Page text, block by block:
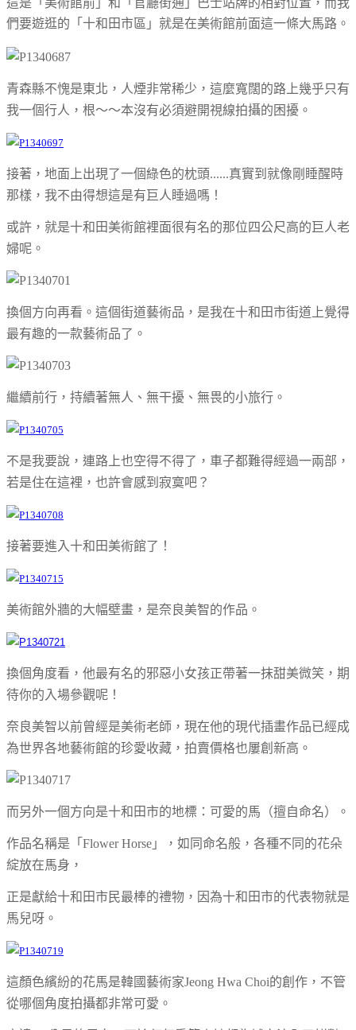
們要遊逛的「十和田市區」就是在美術館前面這一條大馬路。
青森縣不愧是東北，人煙非常稀少，這麼寬闊的路上幾乎只有
我一個行人，根～～本沒有必須避開視線拍攝的困擾。
接著，地面上出現了一個綠色的枕頭......真實到就像剛睡醒時
那樣，我不由得想這是有巨人睡過嗎！
或許，就是十和田美術館裡面很有名的那位四公尺高的巨人老
婦呢。
換個方向再看。這個街道藝術品，是我在十和田市街道上覺得
最有趣的一款藝術品了。
繼續前行，持續著無人、無干擾、無畏的小旅行。
不是我要說，連路上也空得不得了，車子都難得經過一兩部，
若是住在這裡，也許會感到寂寞吧？
接著要進入十和田美術館了！
美術館外牆的大幅壁畫，是奈良美智的作品。
換個角度看，他最有名的邪惡小女孩正帶著一抹甜美微笑，期
待你的入場參觀呢！
奈良美智以前曾經是美術老師，現在他的現代插畫作品已經成
為世界各地藝術館的珍愛收藏，拍賣價格也屢創新高。
而另外一個方向是十和田市的地標：可愛的馬（擅自命名）。
作品名稱是「Flower Horse」，如同命名般，各種不同的花朵
綻放在馬身，
正是獻給十和田市民最棒的禮物，因為十和田市的代表物就是
馬兒呀。
這顏色繽紛的花馬是韓國藝術家Jeong Hwa Choi的創作，不管
從哪個角度拍攝都非常可愛。